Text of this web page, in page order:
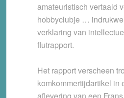
amateuristisch vertaald
hobbyclubje …
verklaring van
flutrapport.
Het rapport verscheen
komkommertijdartikel in
aflevering van een